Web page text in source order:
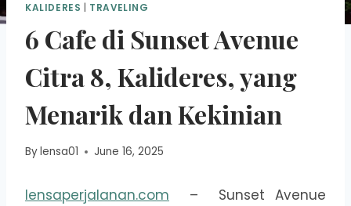
KALIDERES | TRAVELING
6 Cafe di Sunset Avenue
Citra 8, Kalideres, yang
Menarik dan Kekinian
Bylensa01 June 16, 2025
lensaperjalanan.com – Sunset Avenue